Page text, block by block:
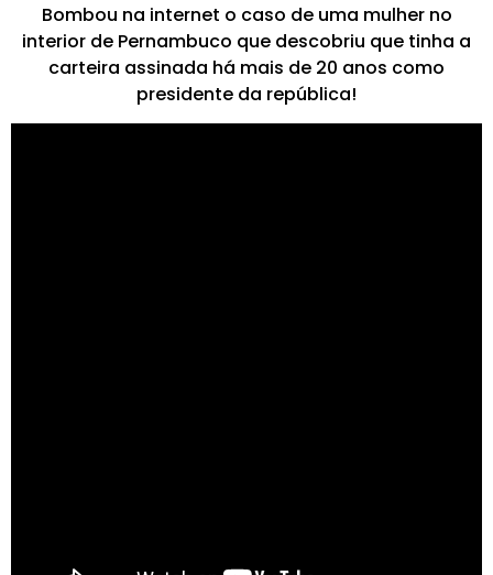
Bombou na internet o caso de uma mulher no
interior de Pernambuco que descobriu que tinha a
carteira assinada há mais de 20 anos como
presidente da república!